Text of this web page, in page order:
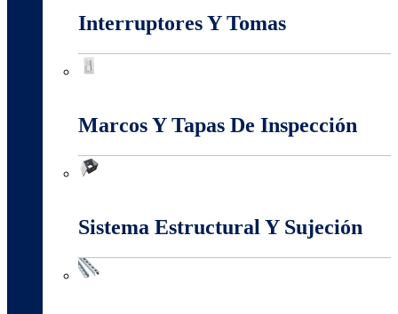
Interruptores Y Tomas
Marcos Y Tapas De Inspección
Sistema Estructural Y Sujeción